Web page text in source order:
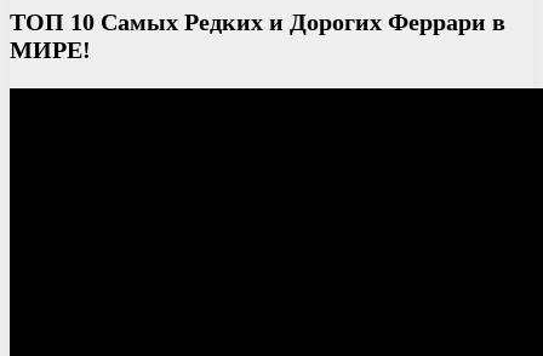
ТОП 10 Самых Редких и Дорогих Феррари в
МИРЕ!